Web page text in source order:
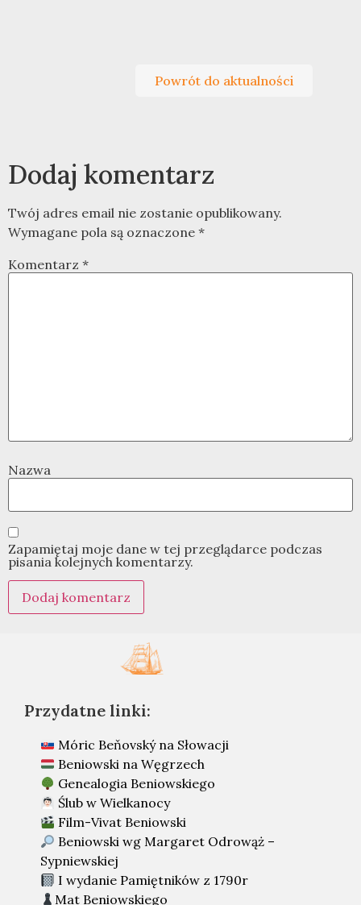
Powrót do aktualności
Dodaj komentarz
Twój adres email nie zostanie opublikowany.
Wymagane pola są oznaczone *
Komentarz *
Nazwa
Zapamiętaj moje dane w tej przeglądarce podczas
pisania kolejnych komentarzy.
Przydatne linki:
Móric Beňovský na Słowacji
Beniowski na Węgrzech
Genealogia Beniowskiego
Ślub w Wielkanocy
Film-Vivat Beniowski
Beniowski wg Margaret Odrowąż –
Sypniewskiej
I wydanie Pamiętników z 1790r
Mat Beniowskiego